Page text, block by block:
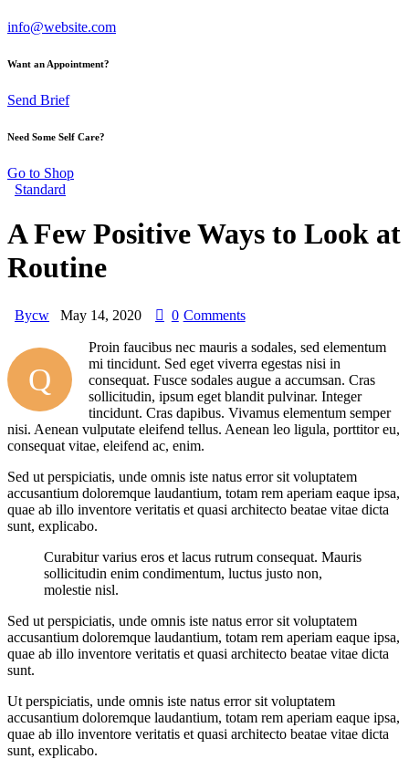
info@website.com
Want an Appointment?
Send Brief
Need Some Self Care?
Go to Shop
Standard
A Few Positive Ways to Look at
Routine
Bycw May 14, 2020 0 Comments
Q
Proin faucibus nec mauris a sodales, sed elementum
mi tincidunt. Sed eget viverra egestas nisi in
consequat. Fusce sodales augue a accumsan. Cras
sollicitudin, ipsum eget blandit pulvinar. Integer
tincidunt. Cras dapibus. Vivamus elementum semper
nisi. Aenean vulputate eleifend tellus. Aenean leo ligula, porttitor eu,
consequat vitae, eleifend ac, enim.
Sed ut perspiciatis, unde omnis iste natus error sit voluptatem
accusantium doloremque laudantium, totam rem aperiam eaque ipsa,
quae ab illo inventore veritatis et quasi architecto beatae vitae dicta
sunt, explicabo.
Curabitur varius eros et lacus rutrum consequat. Mauris
sollicitudin enim condimentum, luctus justo non,
molestie nisl.
Sed ut perspiciatis, unde omnis iste natus error sit voluptatem
accusantium doloremque laudantium, totam rem aperiam eaque ipsa,
quae ab illo inventore veritatis et quasi architecto beatae vitae dicta
sunt.
Ut perspiciatis, unde omnis iste natus error sit voluptatem
accusantium doloremque laudantium, totam rem aperiam eaque ipsa,
quae ab illo inventore veritatis et quasi architecto beatae vitae dicta
sunt, explicabo.